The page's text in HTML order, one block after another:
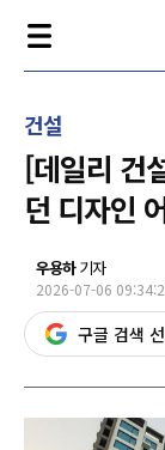
건설
[데일리 건
던 디자인
우용하기자
2026-07-06
구글 검색